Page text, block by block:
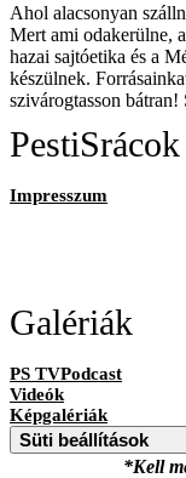
Ahol alacsonyan
Mert ami odakerülne,
hazai sajtóetika és a
készülnek.
szivárogtasson
PestiSrácok
Impresszum
Galériák
PS TVPodcast
Videók
Képgalériák
Süti beállítások
*Kell